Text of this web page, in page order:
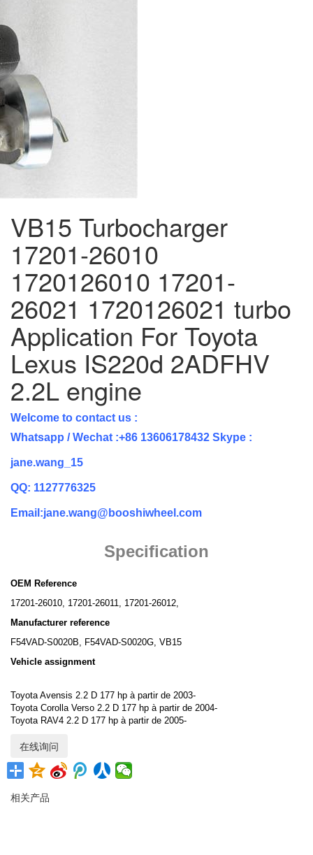
VB15 Turbocharger
17201-26010
1720126010 17201-
26021 1720126021 turbo
Application For Toyota
Lexus IS220d 2ADFHV
2.2L engine
Welcome to contact us :
Whatsapp / Wechat :+86 13606178432 Skype :
jane.wang_15
QQ: 1127776325
Email:jane.wang@booshiwheel.com
Specification
OEM Reference
17201-26010, 17201-26011, 17201-26012,
Manufacturer reference
F54VAD-S0020B, F54VAD-S0020G, VB15
Vehicle assignment
Toyota Avensis 2.2 D 177 hp à partir de 2003-
Toyota Corolla Verso 2.2 D 177 hp à partir de 2004-
Toyota RAV4 2.2 D 177 hp à partir de 2005-
在线询问
相关产品